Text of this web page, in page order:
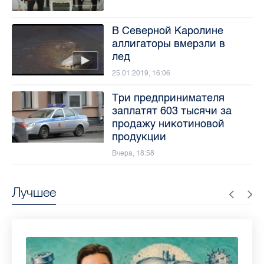
Лучшее
В Северной Каролине
аллигаторы вмерзли в
лед
25.01.2019, 16:06
Три предпринимателя
заплатят 603 тысячи за
продажу никотиновой
продукции
Вчера, 18:58